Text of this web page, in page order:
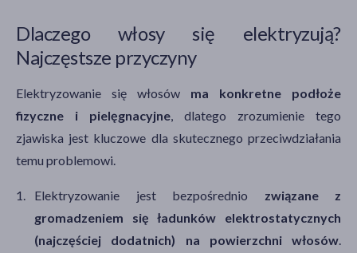
Dlaczego włosy się elektryzują?
Najczęstsze przyczyny
Elektryzowanie się włosów ma konkretne podłoże
fizyczne i pielęgnacyjne , dlatego zrozumienie tego
zjawiska jest kluczowe dla skutecznego przeciwdziałania
temu problemowi.
Elektryzowanie jest bezpośrednio związane z
gromadzeniem się ładunków elektrostatycznych
(najczęściej dodatnich) na powierzchni włosów